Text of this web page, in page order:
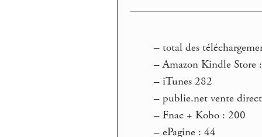
– total des
–Amazon Kindle Store
– iTunes 282
– publie.net vente
– Fnac + Kobo : 200
– ePagine : 44